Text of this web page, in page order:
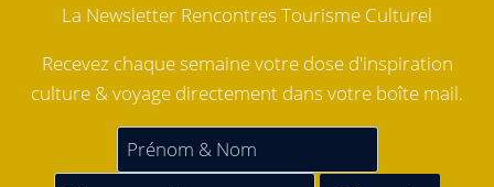
La Newsletter Rencontres Tourisme Culturel
Recevez chaque semaine votre dose d'inspiration
culture & voyage directement dans votre boîte mail.